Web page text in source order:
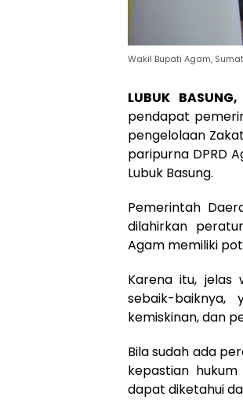
Wakil Bupati Agam,
LUBUK
pendapat
pengelolaan
paripurna DPRD
Lubuk Basung.
Pemerintah
dilahirkan
Agam memiliki
Karena itu, jelas
sebaik-baiknya,
kemiskinan, dan
Bila sudah ada
kepastian
dapat diketahui